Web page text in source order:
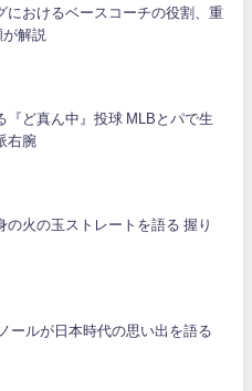
におけるベースコーチの役割、重
解説
『ど真ん中』投球 MLBとパで生
右腕
の火の玉ストレートを語る 握り
ールが日本時代の思い出を語る